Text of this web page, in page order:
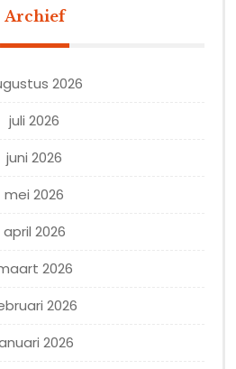
Archief
2026
juli 2026
juni 2026
mei 2026
april 2026
2026
2026
2026